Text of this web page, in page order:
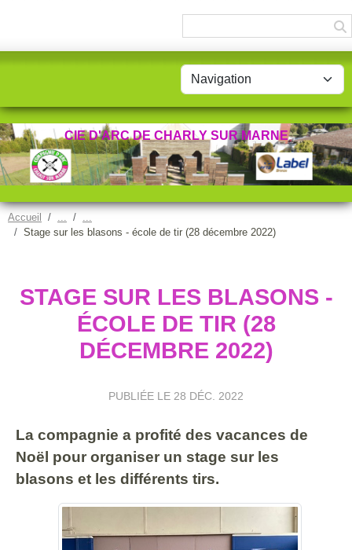
CIE D'ARC DE CHARLY SUR MARNE
Accueil
Stage sur les blasons - école de tir (28 décembre 2022)
STAGE SUR LES BLASONS -
ÉCOLE DE TIR (28
DÉCEMBRE 2022)
PUBLIÉE LE 28 DÉC. 2022
La compagnie a profité des vacances de
Noël pour organiser un stage sur les
blasons et les différents tirs.